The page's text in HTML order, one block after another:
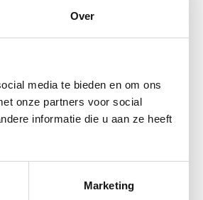
Over
media te bieden en om ons
onze partners voor social
informatie die u aan ze heeft
Marketing